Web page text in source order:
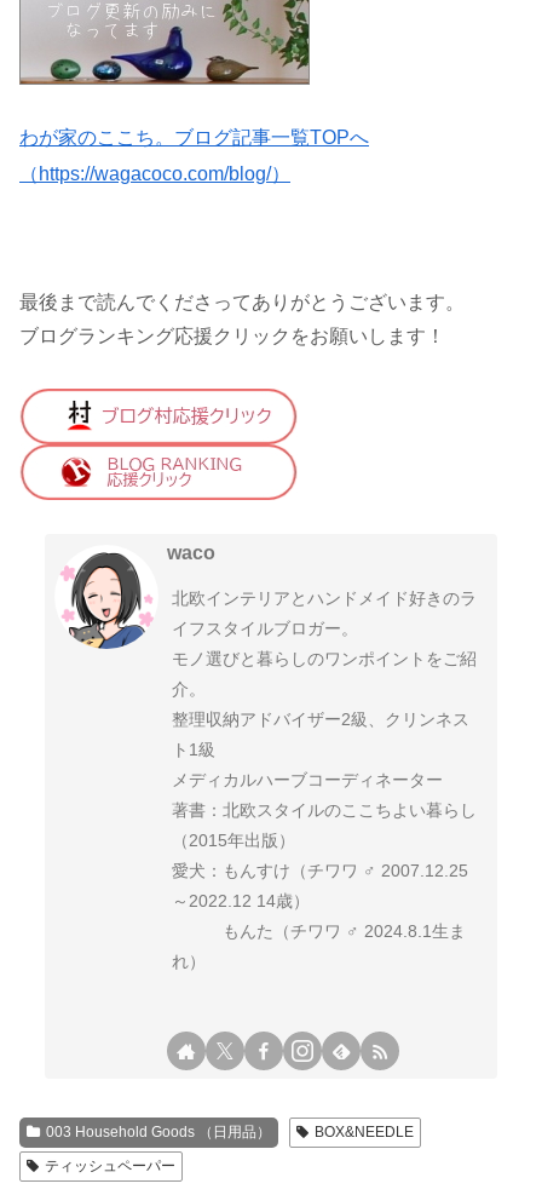
わが家のここち。ブログ記事一覧TOPへ
（https://wagacoco.com/blog/）
最後まで読んでくださってありがとうございます。
ブログランキング応援クリックをお願いします！
waco
北欧インテリアとハンドメイド好きのラ
イフスタイルブロガー。
モノ選びと暮らしのワンポイントをご紹
介。
整理収納アドバイザー2級、クリンネス
ト1級
メディカルハーブコーディネーター
著書：北欧スタイルのここちよい暮らし
（2015年出版）
愛犬：もんすけ（チワワ ♂ 2007.12.25
～2022.12 14歳）
もんた（チワワ ♂ 2024.8.1生ま
れ）
003 Household Goods （日用品）
BOX&NEEDLE
ティッシュペーパー